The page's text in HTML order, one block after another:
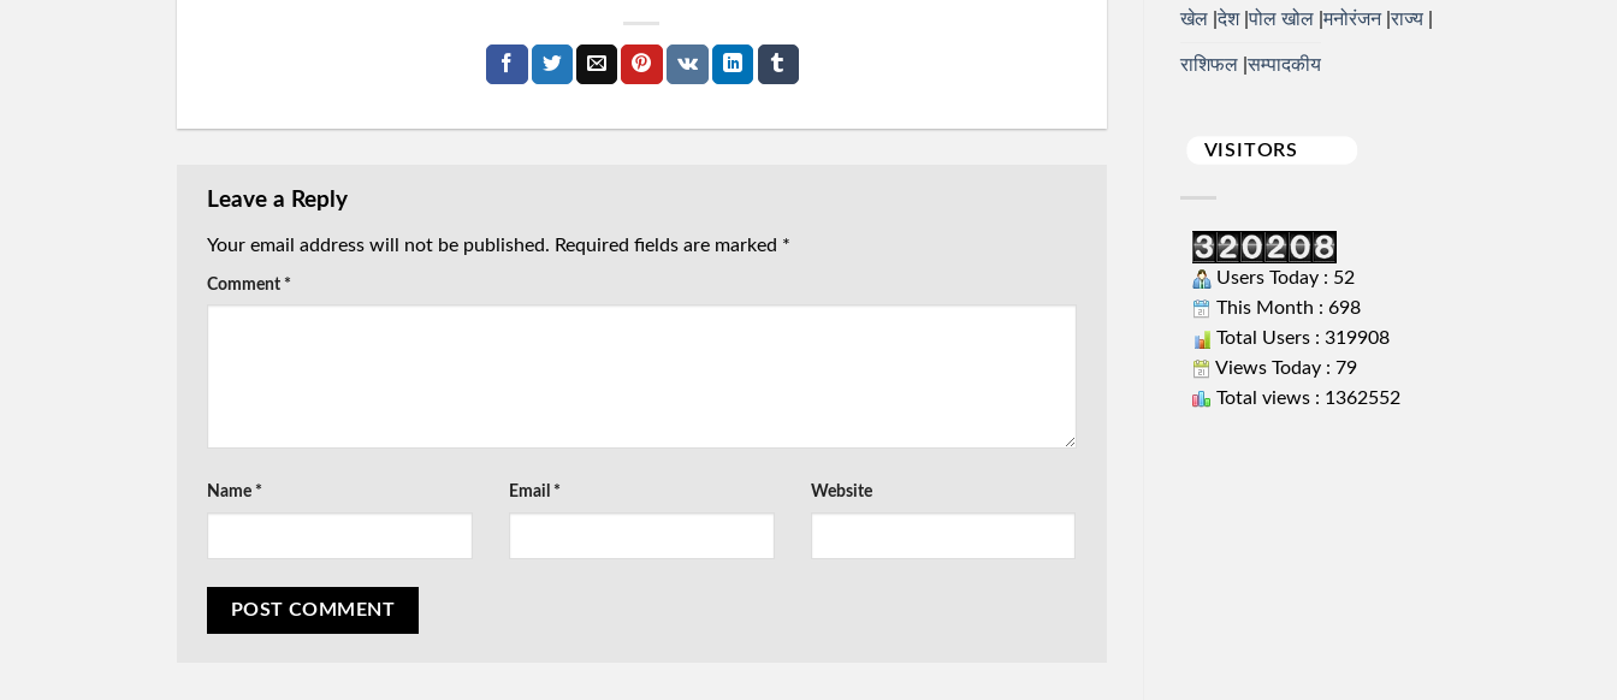
Leave a Reply
Your email address will not be published. Required fields are marked *
Comment *
Name * Email * Website
खेल देश पोल खोल मनोरंजन राज्य
राशिफल सम्पादकीय
VISITORS
Users Today : 52
This Month : 698
Total Users : 319908
Views Today : 79
Total views : 1362552